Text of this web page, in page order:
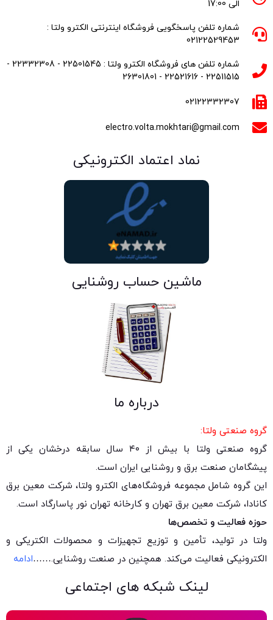
الی 17:00
شماره تلفن پاسخگویی فروشگاه اینترنتی الکترو ولتا :
02122529453
شماره تلفن های فروشگاه الکترو ولتا : 22501545 - 22332308 -
22511515 - 22521616 - 26301801
02122332307
electro.volta.mokhtari@gmail.com
نماد اعتماد الکترونیکی
ماشین حساب روشنایی
درباره ما
گروه صنعتی ولتا:
گروه صنعتی ولتا با بیش از ۴۰ سال سابقه درخشان یکی از
پیشگامان صنعت برق و روشنایی ایران است.
این گروه شامل مجموعه فروشگاه‌های الکترو ولتا، شرکت معین برق
کانادا، شرکت معین برق تهران و کارخانه تهران نور پاسارگاد است.
حوزه فعالیت و تخصص‌ها
ولتا در تولید، تأمین و توزیع تجهیزات و محصولات الکتریکی و
الکترونیکی فعالیت می‌کند. همچنین در صنعت روشنایی.……ادامه
لینک شبکه های اجتماعی